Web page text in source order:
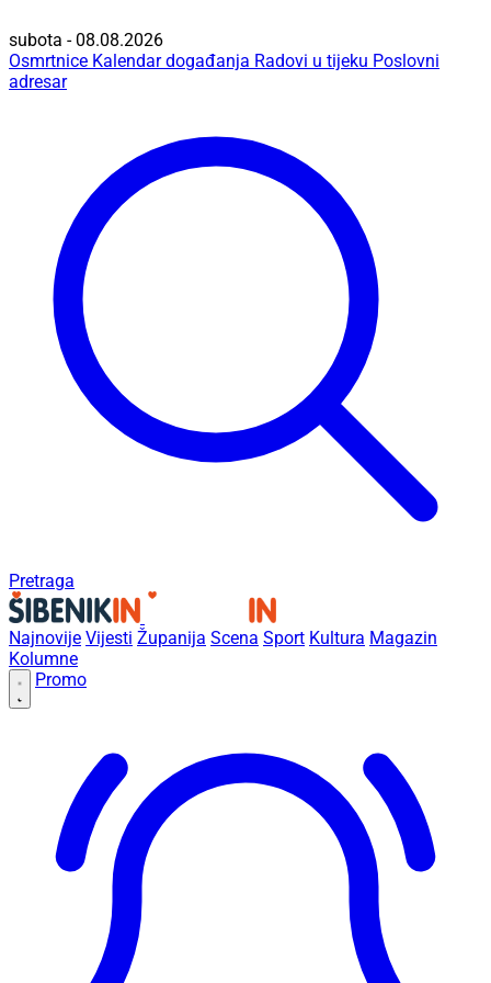
subota - 08.08.2026
Osmrtnice Kalendar događanja Radovi u tijeku Poslovni
adresar
Pretraga
Najnovije Vijesti Županija Scena Sport Kultura Magazin
Kolumne
Promo